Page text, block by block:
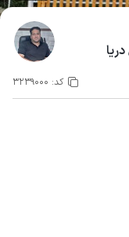
کد: 3239000